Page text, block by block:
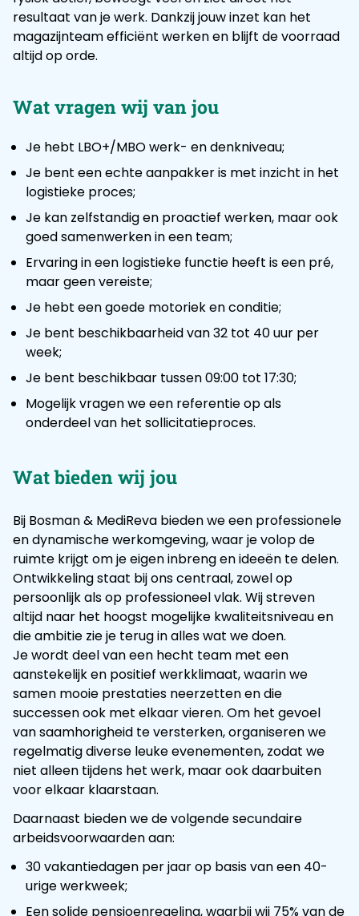
resultaat van je werk. Dankzij jouw inzet kan het
magazijnteam efficiënt werken en blijft de voorraad
altijd op orde.
Wat vragen wij van jou
Je hebt LBO+/MBO werk- en denkniveau;
Je bent een echte aanpakker is met inzicht in het
logistieke proces;
Je kan zelfstandig en proactief werken, maar ook
goed samenwerken in een team;
Ervaring in een logistieke functie heeft is een pré,
maar geen vereiste;
Je hebt een goede motoriek en conditie;
Je bent beschikbaarheid van 32 tot 40 uur per
week;
Je bent beschikbaar tussen 09:00 tot 17:30;
Mogelijk vragen we een referentie op als
onderdeel van het sollicitatieproces.
Wat bieden wij jou
Bij Bosman & MediReva bieden we een professionele
en dynamische werkomgeving, waar je volop de
ruimte krijgt om je eigen inbreng en ideeën te delen.
Ontwikkeling staat bij ons centraal, zowel op
persoonlijk als op professioneel vlak. Wij streven
altijd naar het hoogst mogelijke kwaliteitsniveau en
die ambitie zie je terug in alles wat we doen.
Je wordt deel van een hecht team met een
aanstekelijk en positief werkklimaat, waarin we
samen mooie prestaties neerzetten en die
successen ook met elkaar vieren. Om het gevoel
van saamhorigheid te versterken, organiseren we
regelmatig diverse leuke evenementen, zodat we
niet alleen tijdens het werk, maar ook daarbuiten
voor elkaar klaarstaan.
Daarnaast bieden we de volgende secundaire
arbeidsvoorwaarden aan:
30 vakantiedagen per jaar op basis van een 40-
urige werkweek;
Een solide pensioenregeling, waarbij wij 75% van de